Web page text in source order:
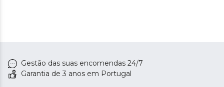
Gestão das suas encomendas 24/7
Garantia de 3 anos em Portugal